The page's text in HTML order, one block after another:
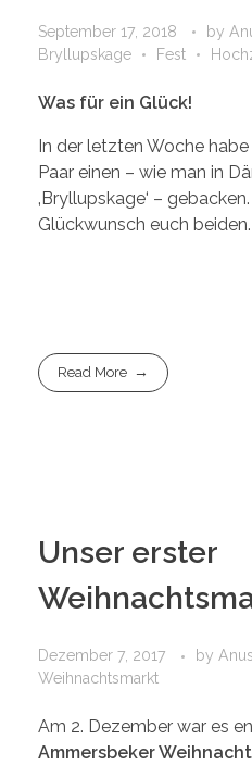
September 17, 2018 by
Bryllupskage
Fest
Was für ein Glück!
In der letzten Woche
Paar einen – wie man in
‚Bryllupskage‘ –
Glückwunsch euch beiden.
Read More
Unser erster
Dezember 7, 2017 by
Weihnachtsmarkt
Am 2. Dezember war es
Ammersbeker